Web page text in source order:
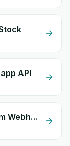
API
WooCommerce + Custom Webhook